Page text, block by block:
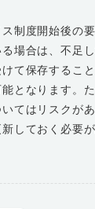
制度開始後の
場合は、不足
て保存するこ
となります。
てはリスクが
しておく必要